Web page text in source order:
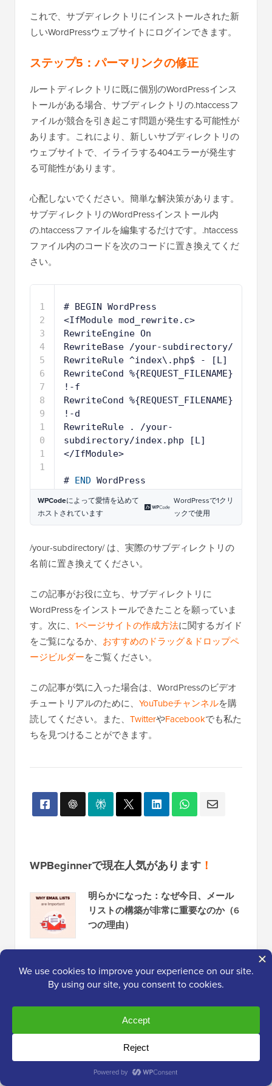
これで、サブディレクトリにインストールされた新
しいWordPressウェブサイトにログインできます。
ステップ5：パーマリンクの修正
ルートディレクトリに既に個別のWordPressインス
トールがある場合、サブディレクトリの.htaccessフ
ァイルが競合を引き起こす問題が発生する可能性が
あります。これにより、新しいサブディレクトリの
ウェブサイトで、イライラする404エラーが発生す
る可能性があります。
心配しないでください。簡単な解決策があります。
サブディレクトリのWordPressインストール内
の.htaccessファイルを編集するだけです。.htaccess
ファイル内のコードを次のコードに置き換えてくだ
さい。
1
2
3
4
5
6
7
8
9
1
# BEGIN WordPress
<IfModule mod_rewrite.c>
RewriteEngine On
RewriteBase /your-subdirectory/
RewriteRule ^index\.php$ - [L]
RewriteCond %{REQUEST_FILENAME}
!-f
RewriteCond %{REQUEST_FILENAME}
!-d
RewriteRule . /your-
subdirectory/index.php [L]
</IfModule>
# END WordPress
WPCodeによって愛情を込めて
ホストされています
WordPressで1クリ
ックで使用
/your-subdirectory/ は、実際のサブディレクトリの
この記事がお役に立ち、サブディレクトリに
WordPressをインストールできたことを願っていま
す。次に、1ページサイトの作成方法に関するガイド
をご覧になるか、おすすめのドラッグ＆ドロップペ
この記事が気に入った場合は、WordPressのビデオ
チュートリアルのために、YouTubeチャンネルを購
読してください。また、 Twitter
明らかになった：なぜ今日、メール
リストの構築が非常に重要なのか（6
初心者向けWordPressにGoogleアナ
リティクスをインストールする方法
2026年にポッドキャストを開始する
方法（そして成功させる方法）